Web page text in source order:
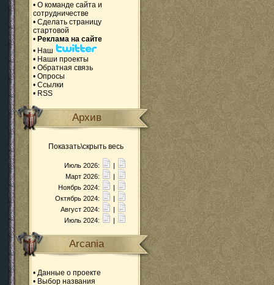
• О команде сайта и
сотрудничестве
• Сделать страницу
стартовой
• Реклама на сайте
• Наш
• Наши проекты
• Обратная связь
• Опросы
• Ссылки
• RSS
Архив
Показать\скрыть весь
Июль 2026:
|
Март 2026:
|
Ноябрь 2024:
|
Октябрь 2024:
|
Август 2024:
|
Июль 2024:
|
Arcania
• Данные о проекте
• Выбор названия